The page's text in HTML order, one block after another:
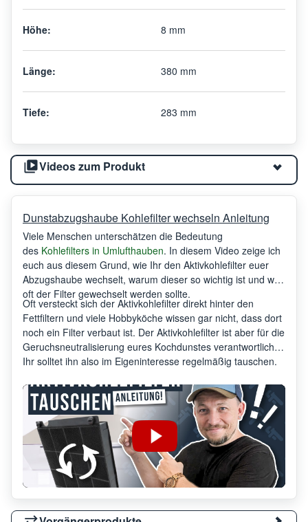
Höhe: 8 mm
Länge: 380 mm
Tiefe: 283 mm
Videos zum Produkt
Dunstabzugshaube Kohlefilter wechseln Anleitung
Viele Menschen unterschätzen die Bedeutung
des Kohlefilters in Umlufthauben. In diesem Video zeige ich
euch aus diesem Grund, wie Ihr den Aktivkohlefilter euer
Abzugshaube wechselt, warum dieser so wichtig ist und wie
oft der Filter gewechselt werden sollte.
Oft versteckt sich der Aktivkohlefilter direkt hinter den
Fettfiltern und viele Hobbyköche wissen gar nicht, dass dort
noch ein Filter verbaut ist. Der Aktivkohlefilter ist aber für die
Geruchsneutralisierung eures Kochdunstes verantwortlich.
Ihr solltet ihn also im Eigeninteresse regelmäßig tauschen.